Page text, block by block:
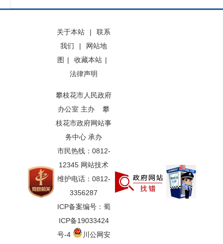
关于本站 |
联系
我们
|
网站地
图 | 收藏本站 |
法律声明
攀枝花市人民政府
办公室 主办 攀
枝花市政府网站事
务中心 承办
市民热线：0812-
12345 网站技术
维护电话：0812-
3356287
ICP备案编号：蜀
ICP备19033424
号-4
川公网安